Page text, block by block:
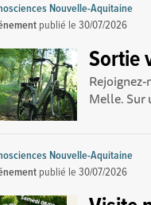
Nouvelle-Aquitaine
publié le30/07/2026
Sortie
Melle. Sur
Nouvelle-Aquitaine
publié le30/07/2026